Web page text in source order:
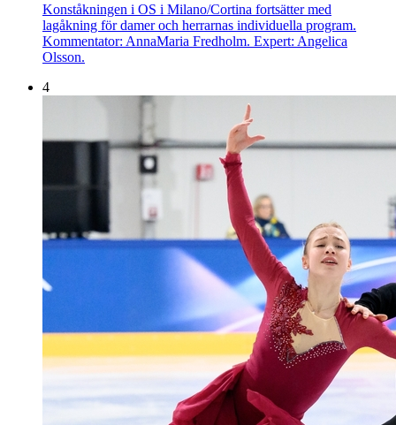
Konståkningen i OS i Milano/Cortina fortsätter med
lagåkning för damer och herrarnas individuella program.
Kommentator: AnnaMaria Fredholm. Expert: Angelica
Olsson.
4